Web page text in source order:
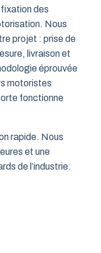
fixation des
Nous
projet : prise de
livraison et
éprouvée
motoristes
fonctionne
rapide. Nous
et une
de l’industrie.